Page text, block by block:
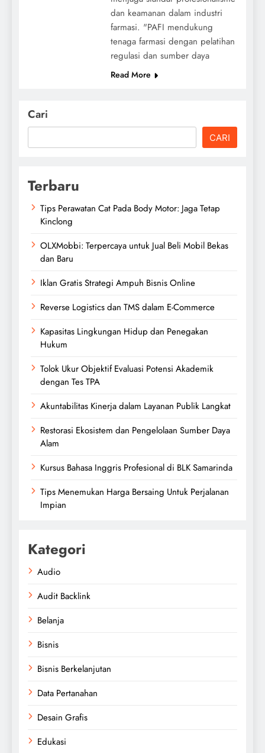
dan keamanan dalam industri
farmasi. "PAFI mendukung
tenaga farmasi dengan pelatihan
regulasi dan sumber daya
Read More
Cari
CARI
Terbaru
Tips Perawatan Cat Pada Body Motor: Jaga Tetap
Kinclong
OLXMobbi: Terpercaya untuk Jual Beli Mobil Bekas
dan Baru
Iklan Gratis Strategi Ampuh Bisnis Online
Reverse Logistics dan TMS dalam E-Commerce
Kapasitas Lingkungan Hidup dan Penegakan
Hukum
Tolok Ukur Objektif Evaluasi Potensi Akademik
dengan Tes TPA
Akuntabilitas Kinerja dalam Layanan Publik Langkat
Restorasi Ekosistem dan Pengelolaan Sumber Daya
Alam
Kursus Bahasa Inggris Profesional di BLK Samarinda
Tips Menemukan Harga Bersaing Untuk Perjalanan
Impian
Kategori
Audio
Audit Backlink
Belanja
Bisnis
Bisnis Berkelanjutan
Data Pertanahan
Desain Grafis
Edukasi